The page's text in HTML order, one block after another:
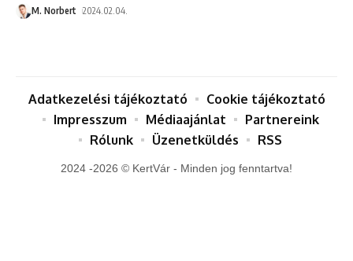
M. Norbert 2024.02.04.
2024 -2026 © KertVár - Minden jog fenntartva!
Adatkezelési tájékoztató
Cookie tájékoztató
Impresszum
Médiaajánlat
Partnereink
Rólunk
Üzenetküldés RSS